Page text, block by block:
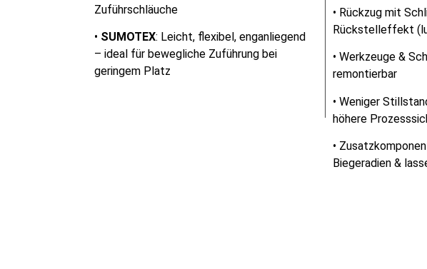
Zuführschläuche
• SUMOTEX: Leicht, flexibel, enganliegend
– ideal für bewegliche Zuführung bei
geringem Platz
• Rückzug mit
Rückstelleffekt
• Werkzeuge &
remontierbar
• Weniger
höhere
•
Biegeradien &